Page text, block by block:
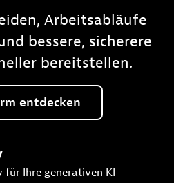
Arbeitsabläufe
bessere, sicherere
bereitstellen.
entdecken
für Ihre generativen KI-